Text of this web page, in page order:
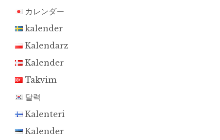
カレンダー
kalender
Kalendarz
Kalender
Takvim
달력
Kalenteri
Kalender